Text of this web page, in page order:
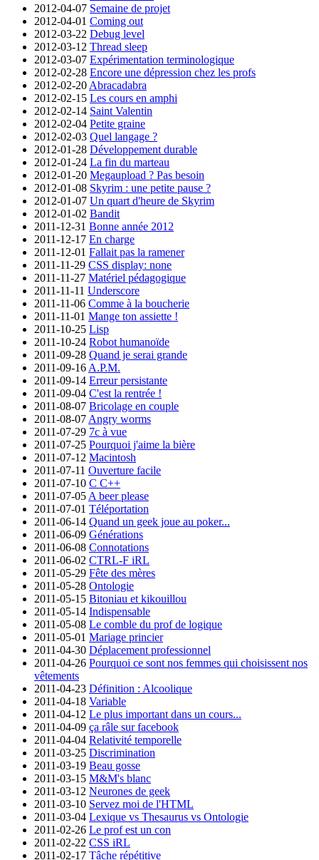
2012-04-07 Semaine de projet
2012-04-01 Coming out
2012-03-22 Debug level
2012-03-12 Thread sleep
2012-03-07 Expérimentation terminologique
2012-02-28 Encore une dépression chez les profs
2012-02-20 Abracadabra
2012-02-15 Les cours en amphi
2012-02-14 Saint Valentin
2012-02-04 Petite graine
2012-02-03 Quel langage ?
2012-01-28 Développement durable
2012-01-24 La fin du marteau
2012-01-20 Megaupload ? Pas besoin
2012-01-08 Skyrim : une petite pause ?
2012-01-07 Un quart d'heure de Skyrim
2012-01-02 Bandit
2011-12-31 Bonne année 2012
2011-12-17 En charge
2011-12-01 Fallait pas la ramener
2011-11-29 CSS display: none
2011-11-27 Matériel pédagogique
2011-11-11 Underscore
2011-11-06 Comme à la boucherie
2011-11-01 Mange ton assiette !
2011-10-25 Lisp
2011-10-24 Robot humanoïde
2011-09-28 Quand je serai grande
2011-09-16 A.P.M.
2011-09-14 Erreur persistante
2011-09-04 C'est la rentrée !
2011-08-07 Bricolage en couple
2011-08-07 Angry worms
2011-07-29 7c à vue
2011-07-25 Pourquoi j'aime la bière
2011-07-12 Macintosh
2011-07-11 Ouverture facile
2011-07-10 C C++
2011-07-05 A beer please
2011-07-01 Téléportation
2011-06-14 Quand un geek joue au poker...
2011-06-09 Générations
2011-06-08 Connotations
2011-06-02 CTRL-F iRL
2011-05-29 Fête des mères
2011-05-28 Ontologie
2011-05-15 Bitoniau et kikouillou
2011-05-14 Indispensable
2011-05-08 Le comble du prof de logique
2011-05-01 Mariage princier
2011-04-30 Déplacement professionnel
2011-04-26 Pourquoi ce sont nos femmes qui choisissent nos
vêtements
2011-04-23 Définition : Alcoolique
2011-04-18 Variable
2011-04-12 Le plus important dans un cours...
2011-04-09 ça râle sur facebook
2011-04-04 Relativité temporelle
2011-03-25 Discrimination
2011-03-19 Beau gosse
2011-03-15 M&M's blanc
2011-03-12 Neurones de geek
2011-03-10 Servez moi de l'HTML
2011-03-04 Lexique vs Thesaurus vs Ontologie
2011-02-26 Le prof est un con
2011-02-22 CSS iRL
2011-02-17 Tâche répétitive